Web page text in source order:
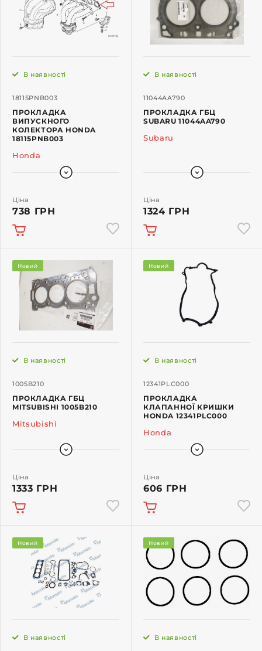
18115PNB003
В наявності
ПРОКЛАДКА
ВИПУСКНОГО
КОЛЕКТОРА HONDA
18115PNB003
Honda
Ціна
738 ГРН
11044AA790
В наявності
ПРОКЛАДКА ГБЦ
SUBARU 11044AA790
Subaru
Ціна
1324 ГРН
Новий
1005B210
В наявності
ПРОКЛАДКА ГБЦ
MITSUBISHI 1005B210
Mitsubishi
Ціна
1333 ГРН
Новий
12341PLC000
В наявності
ПРОКЛАДКА
КЛАПАННОЇ КРИШКИ
HONDA 12341PLC000
Honda
Ціна
606 ГРН
Новий
В наявності
Новий
В наявності